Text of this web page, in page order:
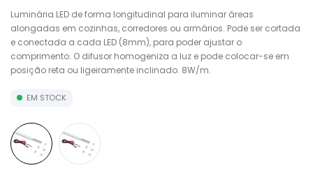
Luminária LED de forma longitudinal para iluminar áreas
alongadas em cozinhas, corredores ou armários. Pode ser cortada
e conectada a cada LED (8mm), para poder ajustar o
comprimento. O difusor homogeniza a luz e pode colocar-se em
posição reta ou ligeiramente inclinado. 8W/m.
EM STOCK